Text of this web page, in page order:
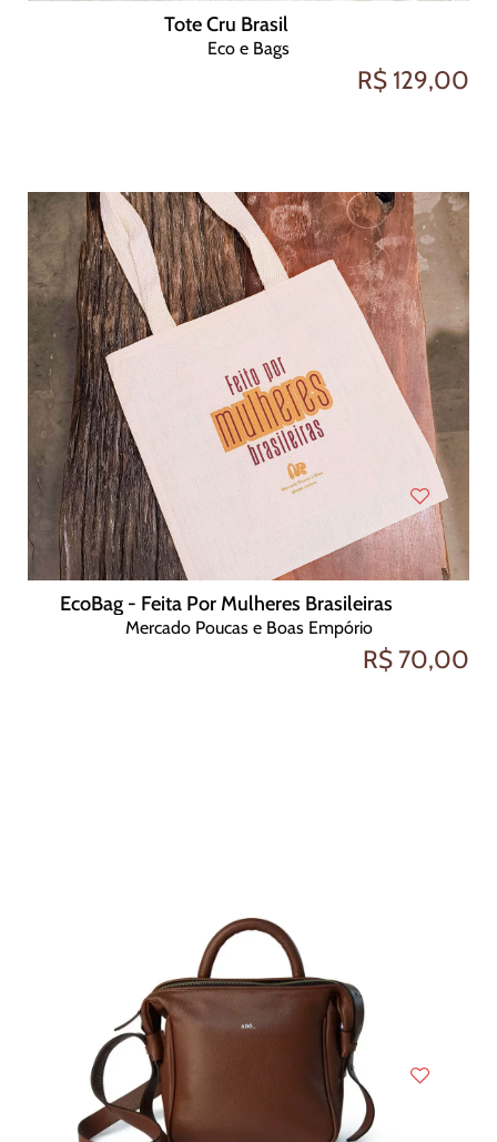
Tote Cru Brasil
Eco e Bags
R$ 129,00
EcoBag - Feita Por Mulheres Brasileiras
Mercado Poucas e Boas Empório
R$ 70,00